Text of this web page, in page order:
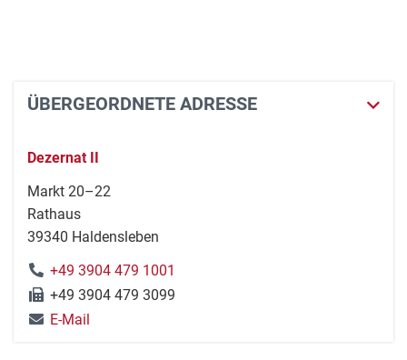
ÜBERGEORDNETE ADRESSE
Dezernat II
Markt 20–22
Rathaus
39340 Haldensleben
+49 3904 479 1001
+49 3904 479 3099
E-Mail